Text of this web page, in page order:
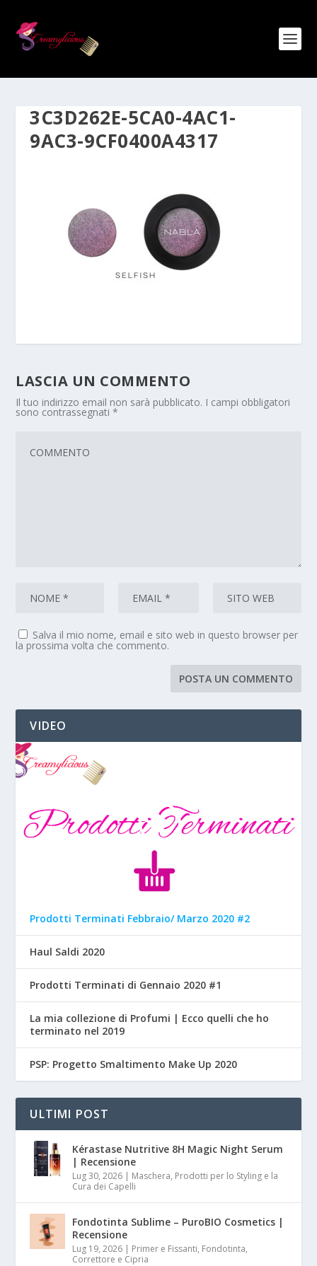
3C3D262E-5CA0-4AC1-
9AC3-9CF0400A4317
LASCIA UN COMMENTO
Il tuo indirizzo email non sarà pubblicato. I campi obbligatori
sono contrassegnati*
Salva il mio nome, email e sito web in questo browser per
la prossima volta che commento.
VIDEO
Prodotti Terminati Febbraio/ Marzo 2020 #2
Haul Saldi 2020
Prodotti Terminati di Gennaio 2020 #1
La mia collezione di Profumi | Ecco quelli che ho
terminato nel 2019
PSP: Progetto Smaltimento Make Up 2020
ULTIMI POST
Kérastase Nutritive 8H Magic Night Serum
| Recensione
Lug 30, 2026 | Maschera, Prodotti per lo Styling e la
Cura dei Capelli
Fondotinta Sublime – PuroBIO Cosmetics |
Recensione
Lug 19, 2026 | Primer e Fissanti, Fondotinta,
Correttore e Cipria